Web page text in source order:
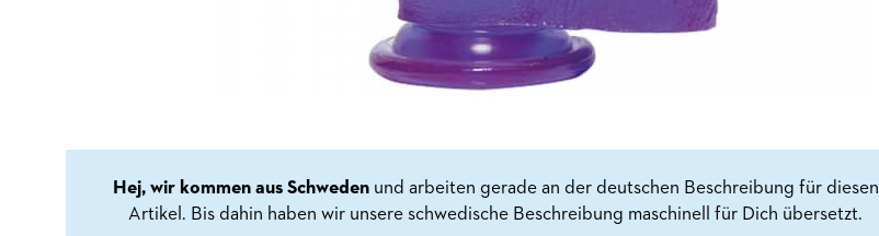
Hej, wir kommen aus Schwedenund arbeiten gerade an der deutschen Beschreibung für diesen
Artikel. Bis dahin haben wir unsere schwedische Beschreibung maschinell für Dich übersetzt.